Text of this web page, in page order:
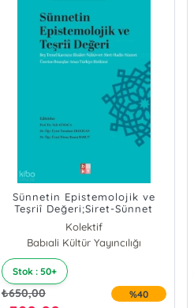
Sünnetin Epistemolojik ve
Teşriî Değeri;Siret-Sünnet
Külliyatı - 3
Kolektif
Babıali Kültür Yayıncılığı
Stok : 50+
₺650,00 %40